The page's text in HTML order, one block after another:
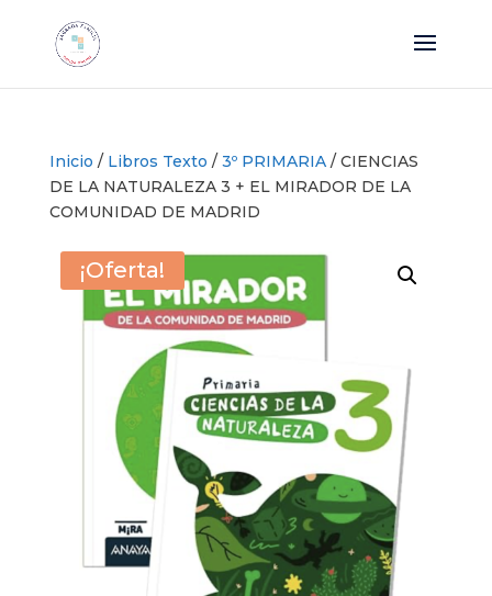
Inicio / Libros Texto / 3º PRIMARIA/ CIENCIAS
DE LA NATURALEZA 3 + EL MIRADOR DE LA
COMUNIDAD DE MADRID
¡Oferta!